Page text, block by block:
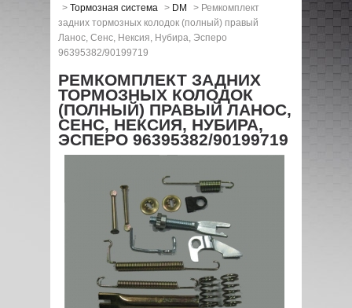
> Тормозная система > DM > Ремкомплект
задних тормозных колодок (полный) правый
Ланос, Сенс, Нексия, Нубира, Эсперо
96395382/90199719
РЕМКОМПЛЕКТ ЗАДНИХ
ТОРМОЗНЫХ КОЛОДОК
(ПОЛНЫЙ) ПРАВЫЙ ЛАНОС,
СЕНС, НЕКСИЯ, НУБИРА,
ЭСПЕРО 96395382/90199719